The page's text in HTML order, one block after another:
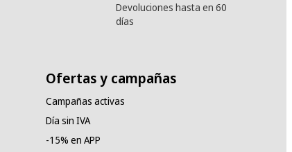
Devoluciones hasta en 60
días
Ofertas y campañas
Campañas activas
Día sin IVA
-15% en APP